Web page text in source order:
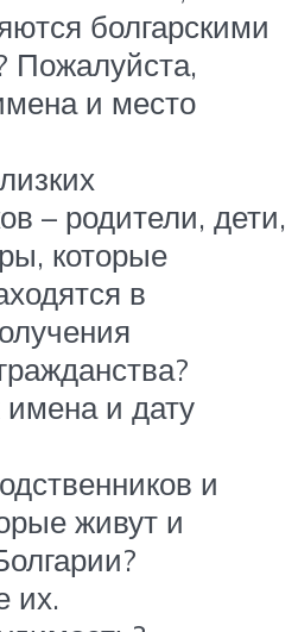
болгарскими
Пожалуйста,
и место
– родители, дети,
которые
в
и дату
и
живут и
их.